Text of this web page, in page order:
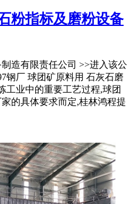
粉指标及磨粉设备
造有限责任公司 >>进入该公
钢厂 球团矿原料用 石灰石磨
工业中的重要工艺过程,球团
的具体要求而定,桂林鸿程提